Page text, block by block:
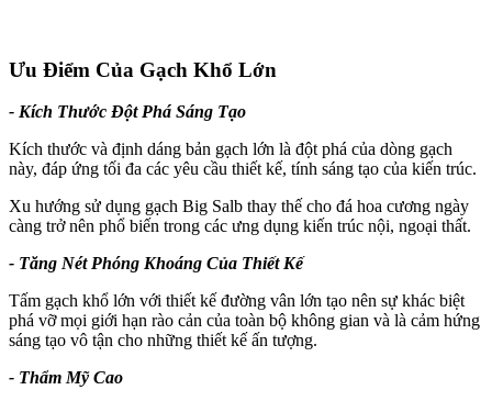
Ưu Điểm Của Gạch Khổ Lớn
- Kích Thước Đột Phá Sáng Tạo
Kích thước và định dáng bản gạch lớn là đột phá của dòng gạch
này, đáp ứng tối đa các yêu cầu thiết kế, tính sáng tạo của kiến trúc.
Xu hướng sử dụng gạch Big Salb thay thế cho đá hoa cương ngày
càng trở nên phổ biến trong các ưng dụng kiến trúc nội, ngoại thất.
- Tăng Nét Phóng Khoáng Của Thiết Kế
Tấm gạch khổ lớn với thiết kế đường vân lớn tạo nên sự khác biệt
phá vỡ mọi giới hạn rào cản của toàn bộ không gian và là cảm hứng
sáng tạo vô tận cho những thiết kế ấn tượng.
- Thẩm Mỹ Cao